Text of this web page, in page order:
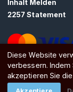
Inhalt Melden
2257 Statement
ATW Ltd, Essex, SS0
Diese Website
verbessern. Indem
akzeptieren Sie